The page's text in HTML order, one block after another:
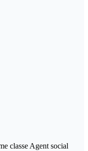
classe Agent social